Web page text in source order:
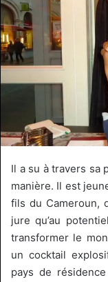
Il a su à travers sa
manière. Il est
fils du Cameroun,
jure qu’au
transformer le
un cocktail
pays de